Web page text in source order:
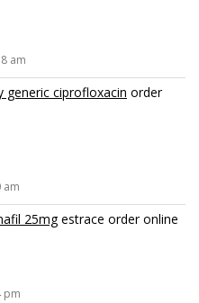
am
generic ciprofloxacin order
am
25mgestrace order online
pm